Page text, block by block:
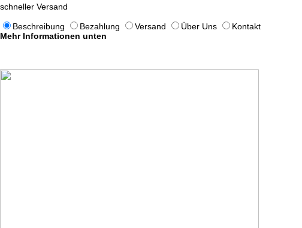
schneller Versand
Beschreibung Bezahlung Versand Über Uns
Kontakt
Mehr Informationen unten